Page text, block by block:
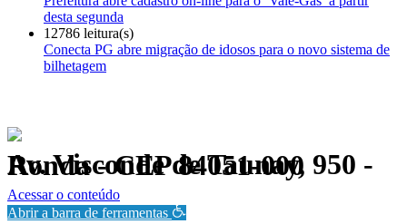
desta segunda
12786 leitura(s)
Conecta PG abre migração de idosos para o novo sistema de
bilhetagem
Av. Visconde de Taunay, 950 - Ronda - CEP 84051-000
Política de Privacidade.
Acessar o conteúdo
Abrir a barra de ferramentas